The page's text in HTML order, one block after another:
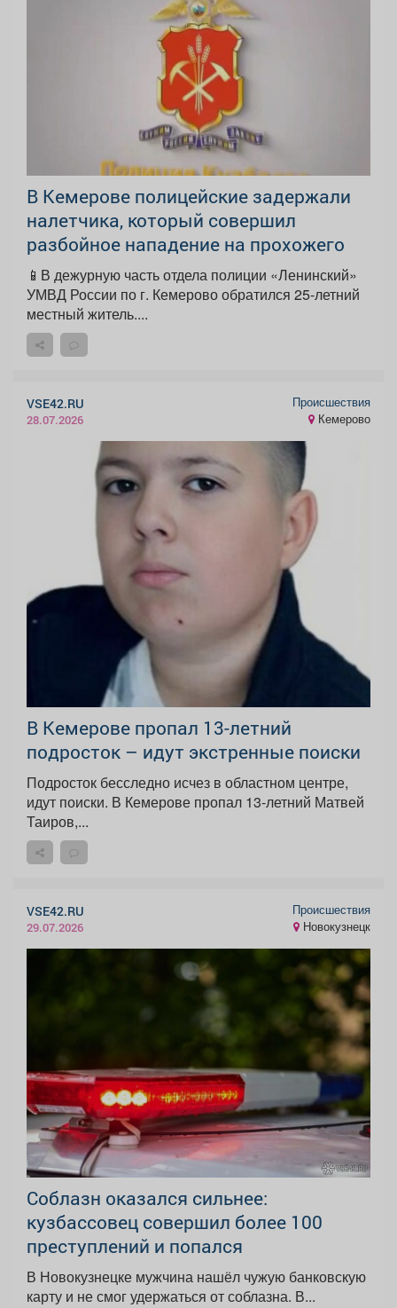
В Кемерове полицейские задержали
налетчика, который совершил
разбойное нападение на прохожего
📱В дежурную часть отдела полиции «Ленинский»
УМВД России по г. Кемерово обратился 25-летний
местный житель....
VSE42.RU
28.07.2026
Происшествия
Кемерово
В Кемерове пропал 13-летний
подросток – идут экстренные поиски
Подросток бесследно исчез в областном центре,
идут поиски. В Кемерове пропал 13-летний Матвей
Таиров,...
VSE42.RU
29.07.2026
Происшествия
Новокузнецк
Соблазн оказался сильнее:
кузбассовец совершил более 100
преступлений и попался
В Новокузнецке мужчина нашёл чужую банковскую
карту и не смог удержаться от соблазна. В...